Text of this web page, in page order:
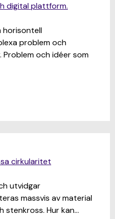
digital plattform.
horisontell
problem och
Problem och idéer som
cirkularitet
utvidgar
massvis av material
stenkross. Hur kan…